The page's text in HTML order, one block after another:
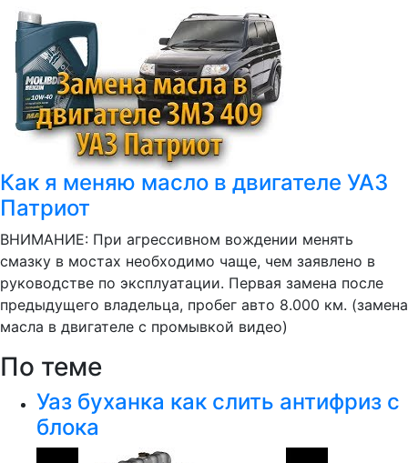
Как я меняю масло в двигателе УАЗ
Патриот
ВНИМАНИЕ: При агрессивном вождении менять
смазку в мостах необходимо чаще, чем заявлено в
руководстве по эксплуатации. Первая замена после
предыдущего владельца, пробег авто 8.000 км. (замена
масла в двигателе с промывкой видео)
По теме
Уаз буханка как слить антифриз с
блока